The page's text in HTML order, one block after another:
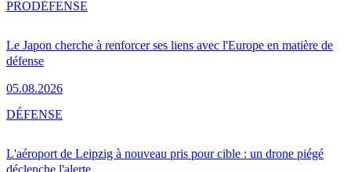
Le Japon cherche à renforcer ses liens avec l'Europe en matière de
défense
05.08.2026
PRODÉFENSE
L'aéroport de Leipzig à nouveau pris pour cible : un drone piégé
DÉFENSE